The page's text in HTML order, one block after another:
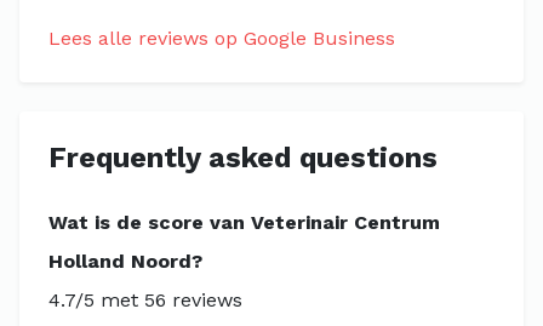
Lees alle reviews op Google Business
Frequently asked questions
Wat is de score van Veterinair Centrum
Holland Noord?
4.7/5 met 56 reviews